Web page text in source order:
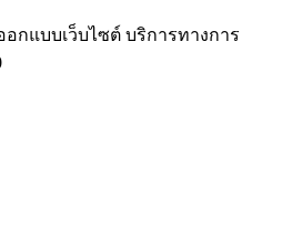
ออกแบบเว็บไซต์ บริการทางการ